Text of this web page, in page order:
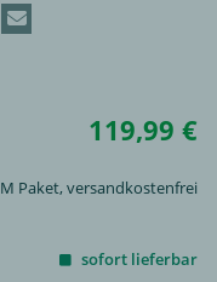
119,99 €
M Paket, versandkostenfrei
sofort lieferbar